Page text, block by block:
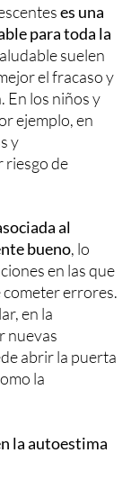
es una
para toda la
suelen
el fracaso y
En los niños y
ejemplo, en
y
riesgo de
al
bueno, lo
en las que
cometer errores.
en la
nuevas
abrir la puerta
la
la autoestima